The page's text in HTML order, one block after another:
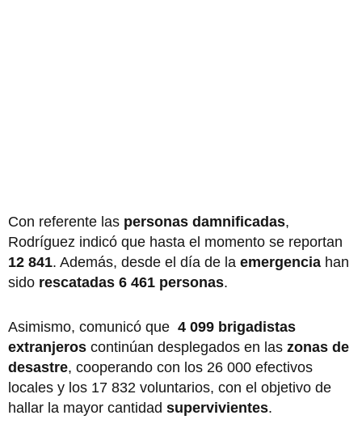
Con referente las personas damnificadas,
Rodríguez indicó que hasta el momento se reportan
12 841. Además, desde el día de la emergencia han
sido rescatadas 6 461 personas.
Asimismo, comunicó que 4 099 brigadistas
extranjeros continúan desplegados en las zonas de
desastre, cooperando con los 26 000 efectivos
locales y los 17 832 voluntarios, con el objetivo de
hallar la mayor cantidad supervivientes.